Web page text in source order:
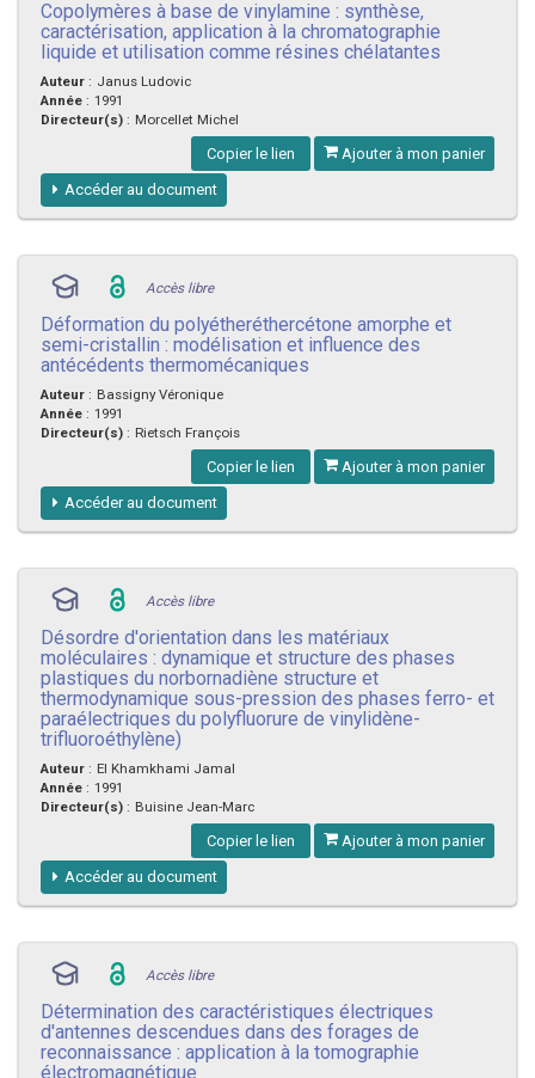
Copolymères à base de vinylamine : synthèse,
caractérisation, application à la chromatographie
liquide et utilisation comme résines chélatantes
Auteur : Janus Ludovic
Année : 1991
Directeur(s) : Morcellet Michel
Copier le lien Ajouter à mon panier
Accéder au document
Accès libre
Déformation du polyétheréthercétone amorphe et
semi-cristallin : modélisation et influence des
antécédents thermomécaniques
Auteur : Bassigny Véronique
Année : 1991
Directeur(s) : Rietsch François
Copier le lien Ajouter à mon panier
Accéder au document
Accès libre
Désordre d'orientation dans les matériaux
moléculaires : dynamique et structure des phases
plastiques du norbornadiène structure et
thermodynamique sous-pression des phases ferro- et
paraélectriques du polyfluorure de vinylidène-
trifluoroéthylène)
Auteur : El Khamkhami Jamal
Année : 1991
Directeur(s) : Buisine Jean-Marc
Copier le lien Ajouter à mon panier
Accéder au document
Accès libre
Détermination des caractéristiques électriques
d'antennes descendues dans des forages de
reconnaissance : application à la tomographie
électromagnétique